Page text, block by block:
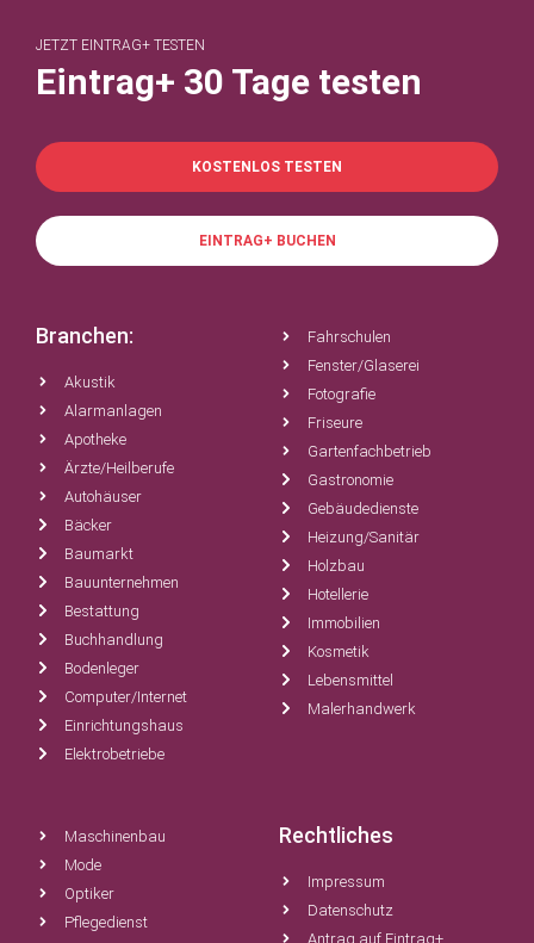
JETZT EINTRAG+ TESTEN
Eintrag+ 30 Tage testen
KOSTENLOS TESTEN
EINTRAG+ BUCHEN
Branchen:
Akustik
Alarmanlagen
Apotheke
Ärzte/Heilberufe
Autohäuser
Bäcker
Baumarkt
Bauunternehmen
Bestattung
Buchhandlung
Bodenleger
Computer/Internet
Einrichtungshaus
Elektrobetriebe
Fahrschulen
Fenster/Glaserei
Fotografie
Friseure
Gartenfachbetrieb
Gastronomie
Gebäudedienste
Heizung/Sanitär
Holzbau
Hotellerie
Immobilien
Kosmetik
Lebensmittel
Malerhandwerk
Maschinenbau
Mode
Optiker
Pflegedienst
Rechtliches
Impressum
Datenschutz
Antrag auf Eintrag+